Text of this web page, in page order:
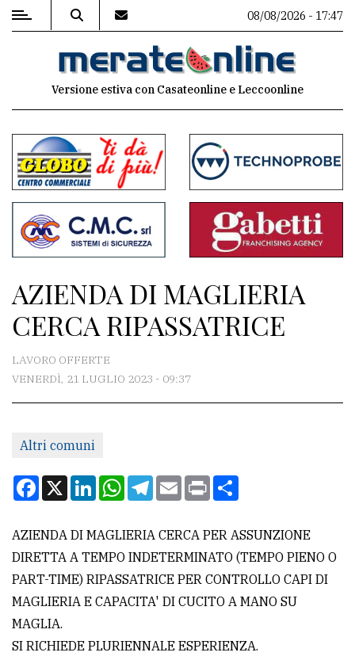
MENU
commenti
Contenuti
del
sito
Associazioni
Meteo
redazione
Scrivici
la
tua
pubblicità
CERCA
08/08/2026 - 17:47
Versione estiva con Casateonline e Leccoonline
AZIENDA DI MAGLIERIA
CERCA RIPASSATRICE
LAVORO OFFERTE
VENERDÌ, 21 LUGLIO 2023 - 09:37
Altri comuni
Facebook
X LinkedInWhatsApp
Telegram
EmailPrint
AZIENDA DI MAGLIERIA CERCA PER ASSUNZIONE
DIRETTA A TEMPO INDETERMINATO (TEMPO PIENO O
PART-TIME) RIPASSATRICE PER CONTROLLO CAPI DI
MAGLIERIA E CAPACITA' DI CUCITO A MANO SU
MAGLIA.
SI RICHIEDE PLURIENNALE ESPERIENZA.